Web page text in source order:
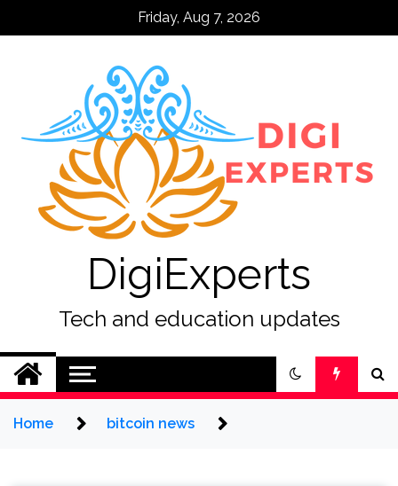
Friday, Aug 7, 2026
DigiExperts
Tech and education updates
Home bitcoin news